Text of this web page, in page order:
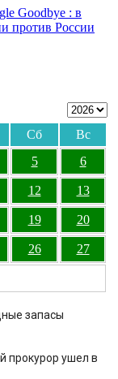
Goodbye : в
против России
Сб
Вс
5 6
12 13
19 20
26 27
запасы
прокурор ушел в